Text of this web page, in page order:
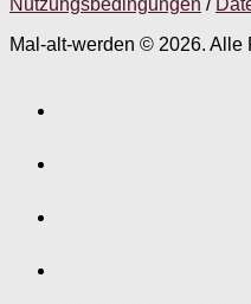
Nutzungsbedingungen /
Mal-alt-werden © 2026. Alle